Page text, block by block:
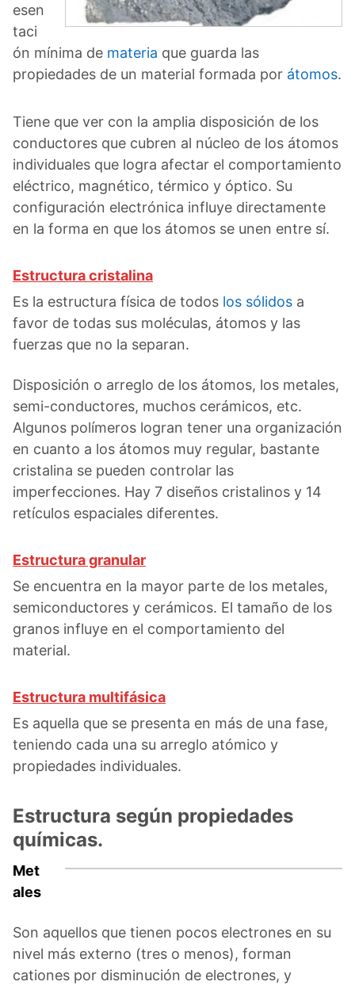
esen
taci
ón mínima de materia que guarda las
propiedades de un material formada por átomos.
Tiene que ver con la amplia disposición de los
conductores que cubren al núcleo de los átomos
individuales que logra afectar el comportamiento
eléctrico, magnético, térmico y óptico. Su
configuración electrónica influye directamente
en la forma en que los átomos se unen entre sí.
Estructura cristalina
Es la estructura física de todos los sólidos a
favor de todas sus moléculas, átomos y las
fuerzas que no la separan.
Disposición o arreglo de los átomos, los metales,
semi-conductores, muchos cerámicos, etc.
Algunos polímeros logran tener una organización
en cuanto a los átomos muy regular, bastante
cristalina se pueden controlar las
imperfecciones. Hay 7 diseños cristalinos y 14
retículos espaciales diferentes.
Estructura granular
Se encuentra en la mayor parte de los metales,
semiconductores y cerámicos. El tamaño de los
granos influye en el comportamiento del
material.
Estructura multifásica
Es aquella que se presenta en más de una fase,
teniendo cada una su arreglo atómico y
propiedades individuales.
Estructura según propiedades
químicas.
Met
ales
Son aquellos que tienen pocos electrones en su
nivel más externo (tres o menos), forman
cationes por disminución de electrones, y